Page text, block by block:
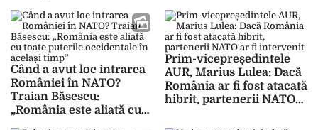
devină adultă”
Când a avut loc intrarea
României în NATO?
Traian Băsescu:
„România este aliată cu
Prim-vicepreședintele
AUR, Marius Lulea: Dacă
România ar fi fost atacată
hibrit, partenerii NATO